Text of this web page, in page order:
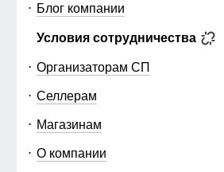
Блог компании
Условия сотрудничества
Организаторам СП
Селлерам
Магазинам
О компании